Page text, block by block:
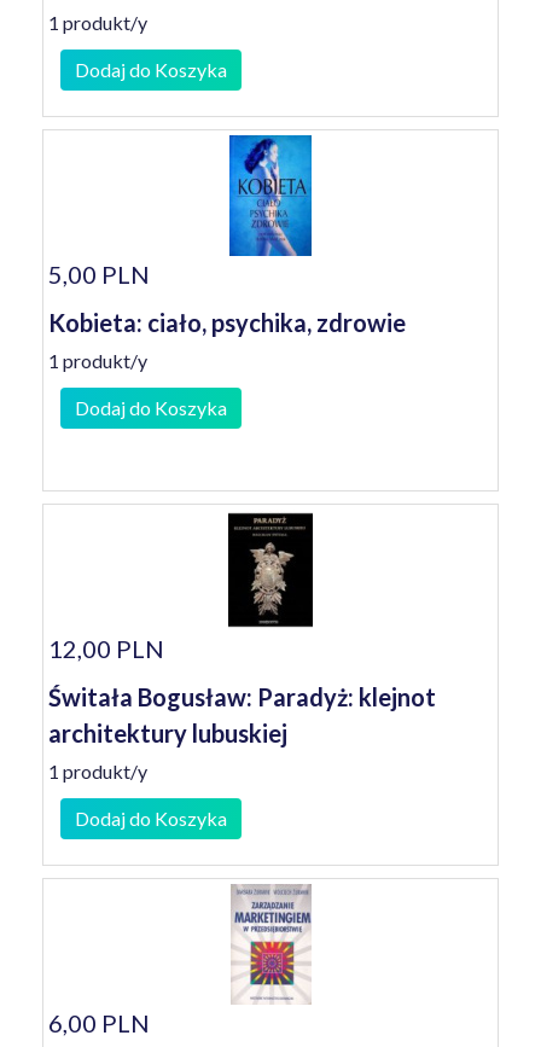
1 produkt/y
Dodaj do Koszyka
5,00 PLN
Kobieta: ciało, psychika, zdrowie
1 produkt/y
Dodaj do Koszyka
12,00 PLN
Świtała Bogusław: Paradyż: klejnot
architektury lubuskiej
1 produkt/y
Dodaj do Koszyka
6,00 PLN